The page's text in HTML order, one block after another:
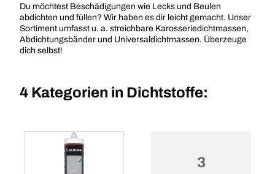
Du möchtest Beschädigungen wie Lecks und Beulen
abdichten und füllen? Wir haben es dir leicht gemacht. Unser
Sortiment umfasst u. a. streichbare Karosseriedichtmassen,
Abdichtungsbänder und Universaldichtmassen. Überzeuge
dich selbst!
4 Kategorien in Dichtstoffe:
3